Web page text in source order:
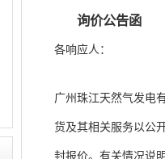
询价公告函
各响应人：
广州珠江天然气发电
货及其相关服务以公
封报价。有关情况说